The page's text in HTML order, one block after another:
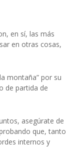
en sí, las más
en otras cosas,
montaña” por su
de partida de
asegúrate de
que, tanto
internos y